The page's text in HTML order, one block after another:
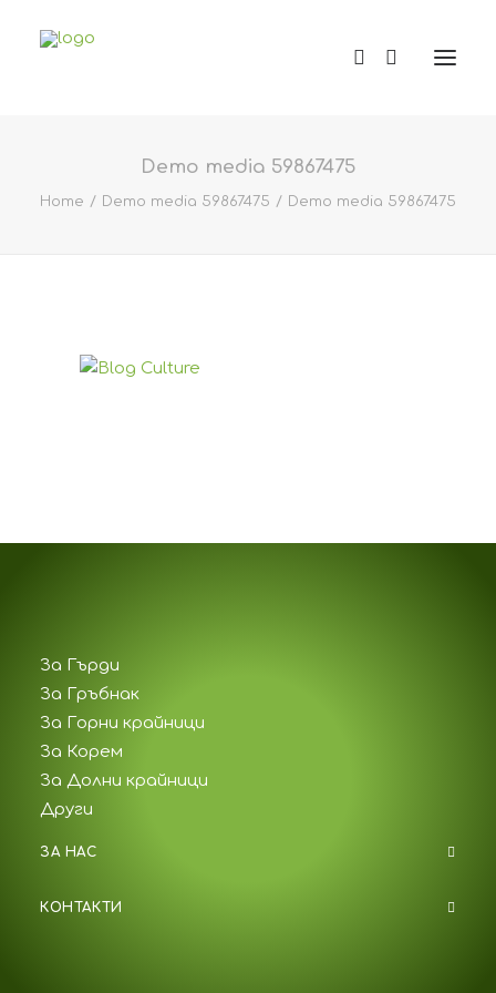
Demo media 59867475
Home Demo media 59867475 Demo media 59867475
За Гърди
За Гръбнак
За Горни крайници
За Корем
За Долни крайници
Други
ЗА НАС
КОНТАКТИ